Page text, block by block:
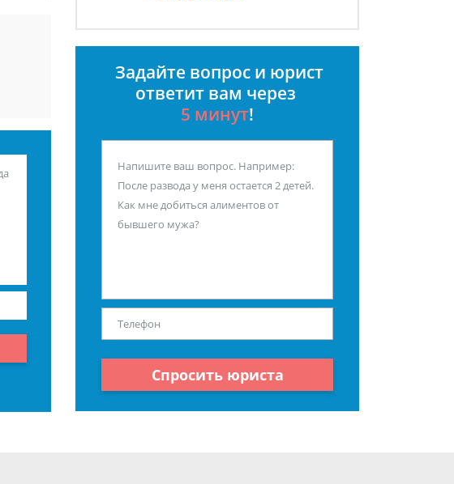
Задайте вопрос и юрист
ответит вам через
5 минут!
Спросить юриста